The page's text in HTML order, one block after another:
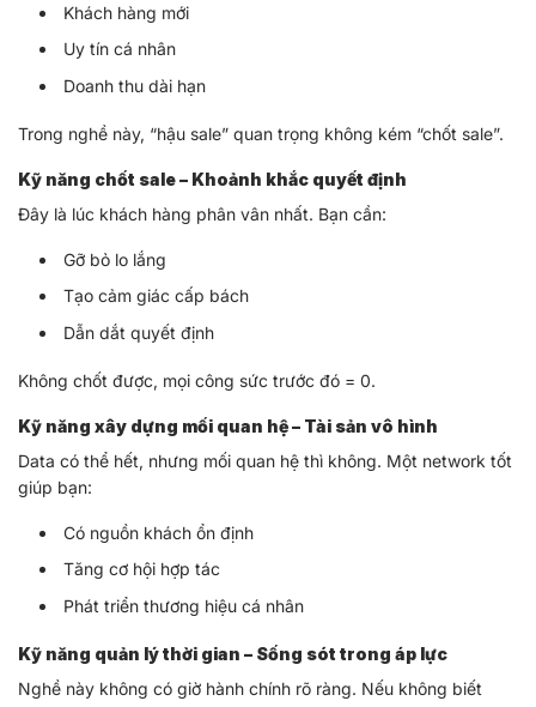
Khách hàng mới
Uy tín cá nhân
Doanh thu dài hạn
Trong nghề này, “hậu sale” quan trọng không kém “chốt sale”.
Kỹ năng chốt sale – Khoảnh khắc quyết định
Đây là lúc khách hàng phân vân nhất. Bạn cần:
Gỡ bỏ lo lắng
Tạo cảm giác cấp bách
Dẫn dắt quyết định
Không chốt được, mọi công sức trước đó = 0.
Kỹ năng xây dựng mối quan hệ – Tài sản vô hình
Data có thể hết, nhưng mối quan hệ thì không. Một network tốt
giúp bạn:
Có nguồn khách ổn định
Tăng cơ hội hợp tác
Phát triển thương hiệu cá nhân
Kỹ năng quản lý thời gian – Sống sót trong áp lực
Nghề này không có giờ hành chính rõ ràng. Nếu không biết